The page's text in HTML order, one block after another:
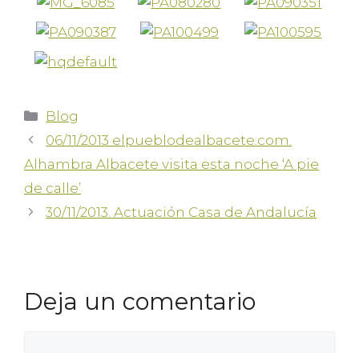
Blog
06/11/2013 elpueblodealbacete.com.
Alhambra Albacete visita esta noche ‘A pie
de calle’
30/11/2013. Actuación Casa de Andalucía
Deja un comentario